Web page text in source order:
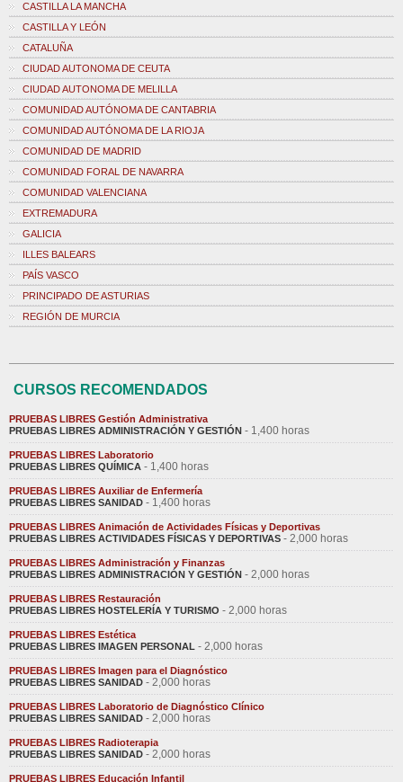
CASTILLA LA MANCHA
CASTILLA Y LEÓN
CATALUÑA
CIUDAD AUTONOMA DE CEUTA
CIUDAD AUTONOMA DE MELILLA
COMUNIDAD AUTÓNOMA DE CANTABRIA
COMUNIDAD AUTÓNOMA DE LA RIOJA
COMUNIDAD DE MADRID
COMUNIDAD FORAL DE NAVARRA
COMUNIDAD VALENCIANA
EXTREMADURA
GALICIA
ILLES BALEARS
PAÍS VASCO
PRINCIPADO DE ASTURIAS
REGIÓN DE MURCIA
CURSOS RECOMENDADOS
PRUEBAS LIBRES Gestión Administrativa
PRUEBAS LIBRES ADMINISTRACIÓN Y GESTIÓN - 1,400 horas
PRUEBAS LIBRES Laboratorio
PRUEBAS LIBRES QUÍMICA - 1,400 horas
PRUEBAS LIBRES Auxiliar de Enfermería
PRUEBAS LIBRES SANIDAD - 1,400 horas
PRUEBAS LIBRES Animación de Actividades Físicas y Deportivas
PRUEBAS LIBRES ACTIVIDADES FÍSICAS Y DEPORTIVAS - 2,000 horas
PRUEBAS LIBRES Administración y Finanzas
PRUEBAS LIBRES ADMINISTRACIÓN Y GESTIÓN - 2,000 horas
PRUEBAS LIBRES Restauración
PRUEBAS LIBRES HOSTELERÍA Y TURISMO - 2,000 horas
PRUEBAS LIBRES Estética
PRUEBAS LIBRES IMAGEN PERSONAL - 2,000 horas
PRUEBAS LIBRES Imagen para el Diagnóstico
PRUEBAS LIBRES SANIDAD - 2,000 horas
PRUEBAS LIBRES Laboratorio de Diagnóstico Clínico
PRUEBAS LIBRES SANIDAD - 2,000 horas
PRUEBAS LIBRES Radioterapia
PRUEBAS LIBRES SANIDAD - 2,000 horas
PRUEBAS LIBRES Educación Infantil